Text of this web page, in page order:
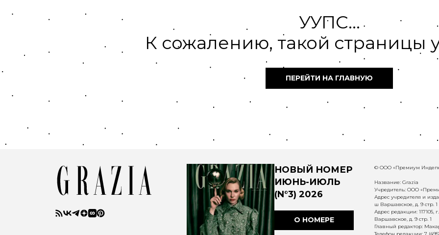
УУПС...
К сожалению, такой страницы
ПЕРЕЙТИ НА ГЛАВНУЮ
НОВЫЙ НОМЕР
ИЮНЬ-ИЮЛЬ
(N°3) 2026
О НОМЕРЕ
© ООО «Премиум
Название: Grazia
Учредитель: ООО
Адрес учредителя и
ш Варшавское, д. 9 стр. 1
Адрес редакции:
Варшавское, д. 9 стр. 1
Главный редактор: